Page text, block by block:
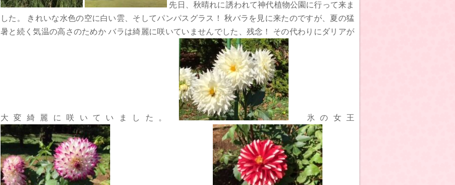
先日、秋晴れに誘われて神代植物公園に行って来ま
した。 きれいな水色の空に白い雲、そしてパンパスグラス！ 秋バラを見に来たのですが、夏の猛
暑と続く気温の高さのためか バラは綺麗に咲いていませんでした、残念！ その代わりにダリアが
大変綺麗に咲いていました。 氷の女王